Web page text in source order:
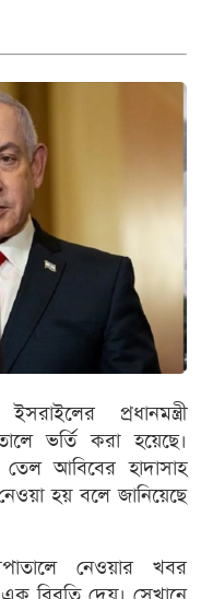
প্রধানমন্ত্রী
ভর্তি করা হয়েছে।
তেল আবিবের হাদাসাহ
হয় বলে জানিয়েছে
নেওয়ার খবর